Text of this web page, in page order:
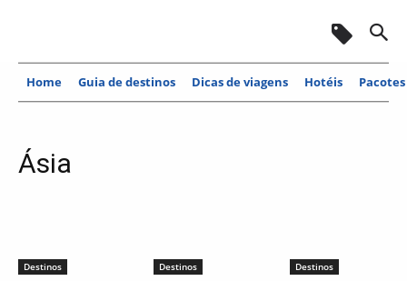
Home Guia de destinos Dicas de viagens Hotéis Pacotes
Ásia
Destinos Destinos Destinos